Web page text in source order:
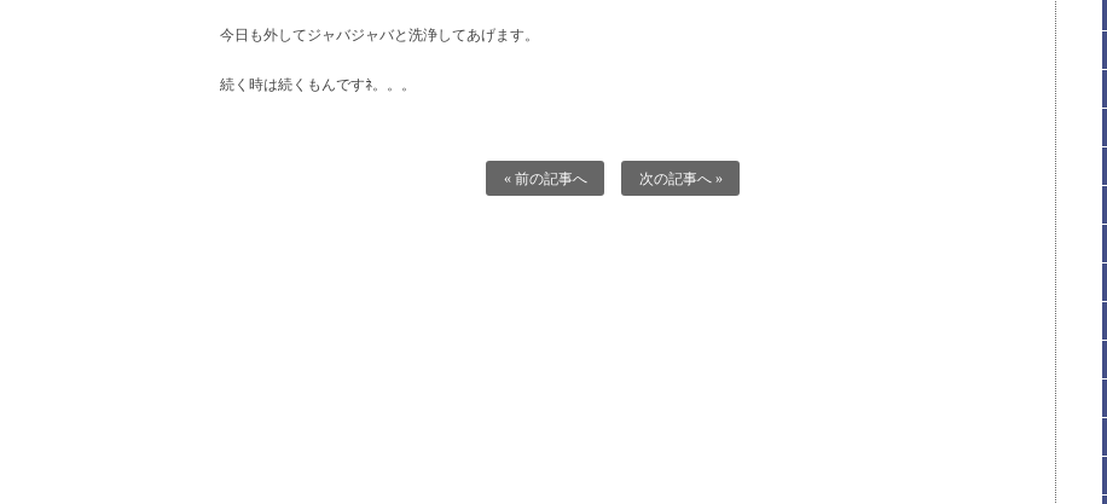
今日も外してジャバジャバと洗浄してあげます。
続く時は続くもんですﾈ。。。
« 前の記事へ 次の記事へ »